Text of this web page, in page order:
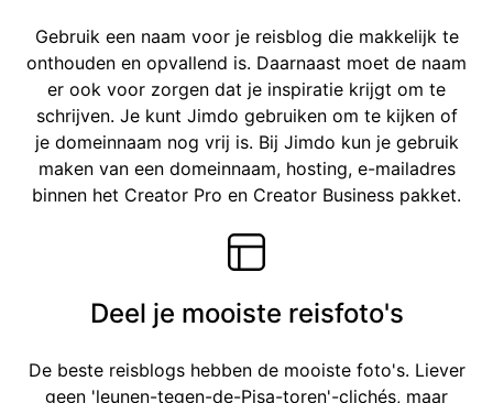
Gebruik een naam voor je reisblog die makkelijk te
onthouden en opvallend is. Daarnaast moet de naam
er ook voor zorgen dat je inspiratie krijgt om te
schrijven. Je kunt Jimdo gebruiken om te kijken of
je domeinnaam nog vrij is. Bij Jimdo kun je gebruik
maken van een domeinnaam, hosting, e-mailadres
binnen het Creator Pro en Creator Business pakket.
Deel je mooiste reisfoto's
De beste reisblogs hebben de mooiste foto's. Liever
geen 'leunen-tegen-de-Pisa-toren'-clichés, maar